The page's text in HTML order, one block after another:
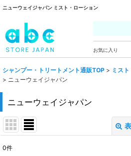
ニューウェイジャパン ミスト・ローション
お気に入り
シャンプー・トリートメント通販TOP > ミス
> ニューウェイジャパン
ニューウェイジャパン
0件